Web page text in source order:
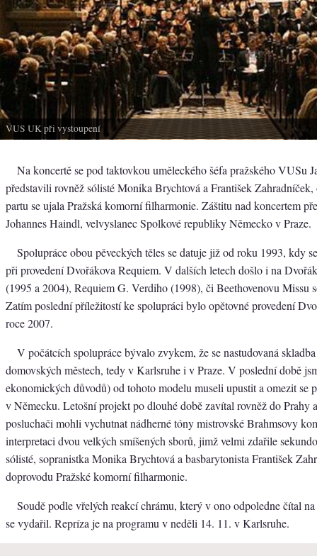
VUS UK při vystoupení
Na koncertě se pod taktovkou uměleckého šéfa pražského VUSu
představili rovněž sólisté Monika Brychtová a František Zahradníček,
partu se ujala Pražská komorní filharmonie. Záštitu nad koncertem
Johannes Haindl, velvyslanec Spolkové republiky Německo v Praze.
Spolupráce obou pěveckých těles se datuje již od roku 1993, kdy
při provedení Dvořákova Requiem. V dalších letech došlo i na
(1995 a 2004), Requiem G. Verdiho (1998), či Beethovenovu Missu
Zatím poslední příležitostí ke spolupráci bylo opětovné provedení
roce 2007.
V počátcích spolupráce bývalo zvykem, že se nastudovaná
domovských městech, tedy v Karlsruhe i v Praze. V poslední době
ekonomických důvodů) od tohoto modelu museli upustit a omezit se
v Německu. Letošní projekt po dlouhé době zavítal rovněž do Prahy
posluchači mohli vychutnat nádherné tóny mistrovské Brahmsovy
interpretaci dvou velkých smíšených sborů, jimž velmi zdařile
sólisté, sopranistka Monika Brychtová a basbarytonista František
doprovodu Pražské komorní filharmonie.
Soudě podle vřelých reakcí chrámu, který v ono odpoledne čítal
se vydařil. Repríza je na programu v neděli 14. 11. v Karlsruhe.